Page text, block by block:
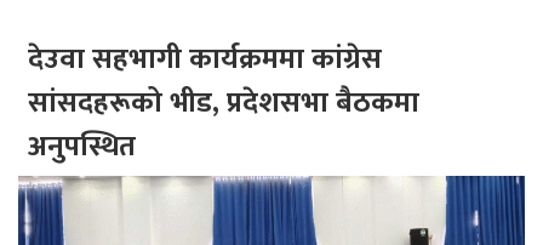
देउवा सहभागी कार्यक्रममा कांग्रेस
सांसदहरूको भीड, प्रदेशसभा बैठकमा
अनुपस्थित